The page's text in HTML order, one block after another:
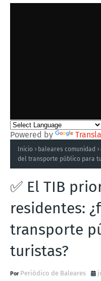
Powered by
Inicio baleares comunidad
del transporte público para
✅ El TIB
residentes:
transporte
turistas?
Periódico de Baleares